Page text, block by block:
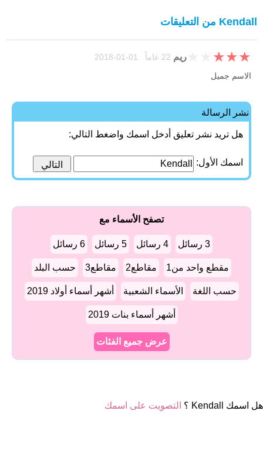
Kendall من التعليقات
ريم ★
★
★
الاسم جميل
نشر الرسالة
هل تريد نشر تعليق أدخل اسمك واضغط التالي:
اسمك الأول:
تصفح الأسماء مع
3 رسائل 4 رسائل 5 رسائل 6 رسائل
مقطع واحد من1 مقاطع2 مقاطع3 حسب البلد
حسب اللغة الأسماء الشعبية أشهر أسماء أولاد 2019
أشهر أسماء بنات 2019
عرض جميع الفئات
هل اسمك Kendall ؟ التصويت على اسمك